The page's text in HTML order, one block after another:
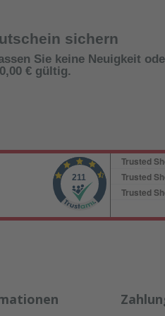
sichern
Sie keine Neuigkeit
€ gültig.